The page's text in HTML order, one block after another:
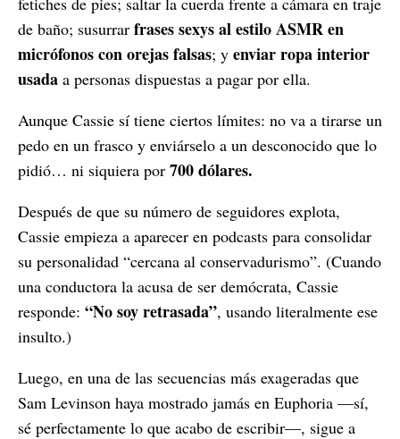
de baño; susurrar frases sexys al estilo ASMR en
micrófonos con orejas falsas; y enviar ropa interior
usada a personas dispuestas a pagar por ella.
Aunque Cassie sí tiene ciertos límites: no va a tirarse un
pedo en un frasco y enviárselo a un desconocido que lo
pidió… ni siquiera por 700 dólares.
Después de que su número de seguidores explota,
Cassie empieza a aparecer en podcasts para consolidar
su personalidad “cercana al conservadurismo”. (Cuando
una conductora la acusa de ser demócrata, Cassie
responde: “No soy retrasada”, usando literalmente ese
insulto.)
Luego, en una de las secuencias más exageradas que
Sam Levinson haya mostrado jamás en Euphoria —sí,
sé perfectamente lo que acabo de escribir—, sigue a